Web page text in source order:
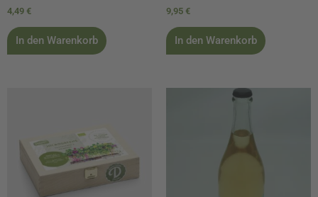
4,49 €
In den Warenkorb
9,95 €
In den Warenkorb